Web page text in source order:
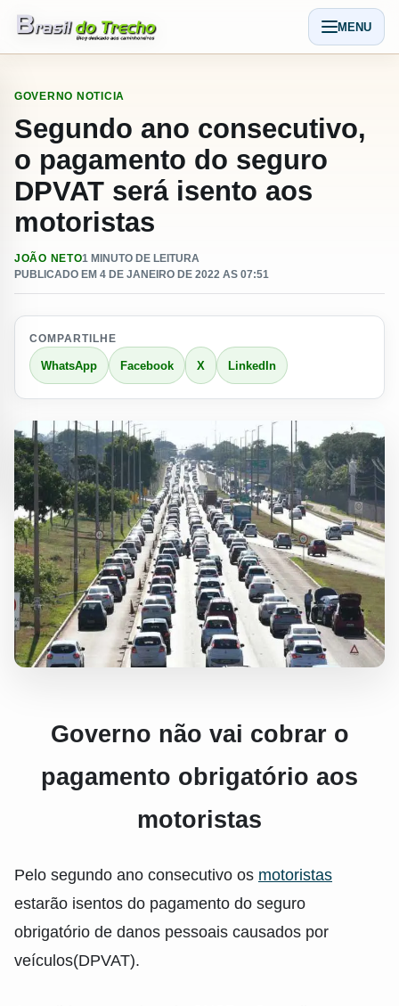
Abrir
MENU
GOVERNO NOTICIA
Segundo ano consecutivo,
o pagamento do seguro
DPVAT será isento aos
motoristas
JOÃO NETO1 MINUTO DE LEITURA
PUBLICADO EM 4 DE JANEIRO DE 2022 AS 07:51
COMPARTILHE
WhatsApp Facebook X LinkedIn
Governo não vai cobrar o
pagamento obrigatório aos
motoristas
Pelo segundo ano consecutivo os motoristas
estarão isentos do pagamento do seguro
obrigatório de danos pessoais causados por
veículos(DPVAT).